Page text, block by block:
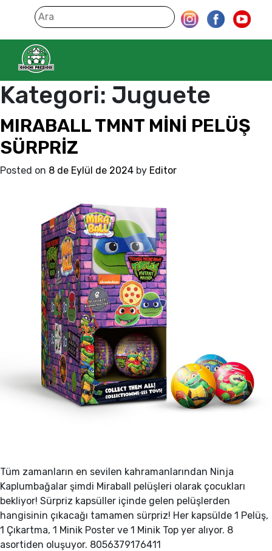
Kategori: Juguete
MIRABALL TMNT MİNİ PELÜŞ
SÜRPRİZ
Posted on 8 de Eylül de 2024 by Editor
Tüm zamanların en sevilen kahramanlarından Ninja
Kaplumbağalar şimdi Miraball pelüşleri olarak çocukları
bekliyor! Sürpriz kapsüller içinde gelen pelüşlerden
hangisinin çıkacağı tamamen sürpriz! Her kapsülde 1 Pelüş,
1 Çıkartma, 1 Minik Poster ve 1 Minik Top yer alıyor. 8
asortiden oluşuyor. 8056379176411